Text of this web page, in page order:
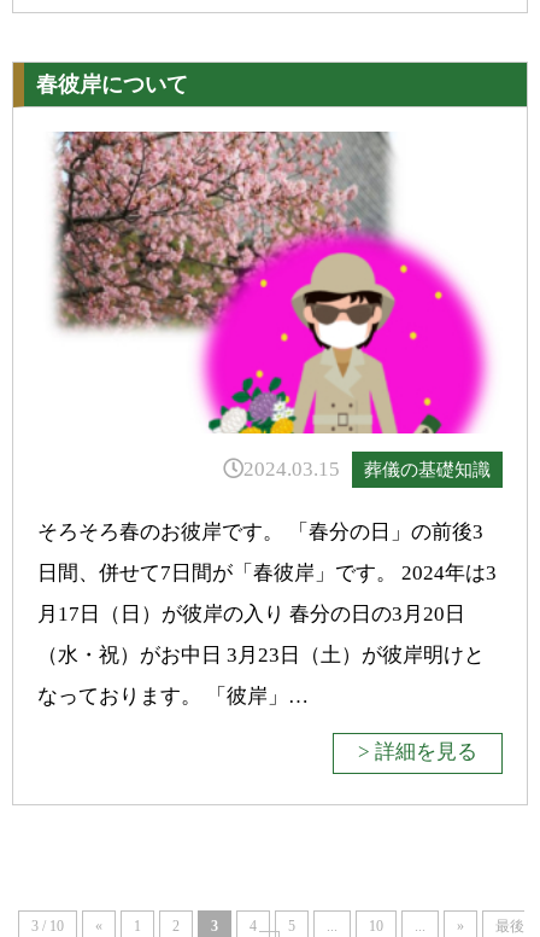
春彼岸について
2024.03.15 葬儀の基礎知識
そろそろ春のお彼岸です。 「春分の日」の前後3
日間、併せて7日間が「春彼岸」です。 2024年は3
月17日（日）が彼岸の入り 春分の日の3月20日
（水・祝）がお中日 3月23日（土）が彼岸明けと
なっております。 「彼岸」…
> 詳細を見る
3 / 10 « 1 2 3 4 5 ... 10 ... »
最後